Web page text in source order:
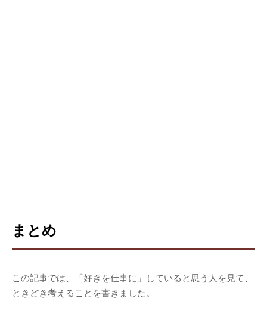
まとめ
この記事では、「好きを仕事に」していると思う人を見て、
ときどき考えることを書きました。